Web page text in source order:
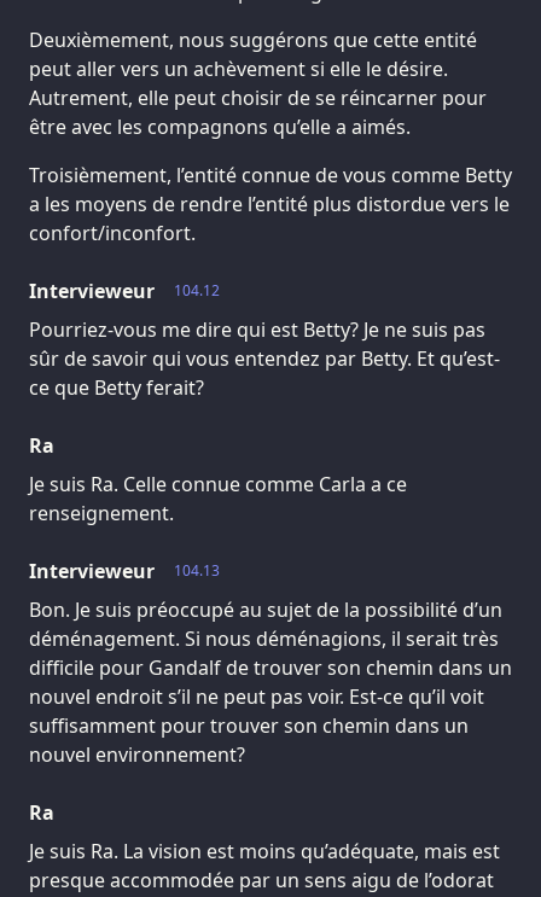
Deuxièmement, nous suggérons que cette entité
peut aller vers un achèvement si elle le désire.
Autrement, elle peut choisir de se réincarner pour
être avec les compagnons qu’elle a aimés.
Troisièmement, l’entité connue de vous comme Betty
a les moyens de rendre l’entité plus distordue vers le
confort/inconfort.
104.12
Intervieweur
Pourriez-vous me dire qui est Betty? Je ne suis pas
sûr de savoir qui vous entendez par Betty. Et qu’est-
ce que Betty ferait?
Ra
Je suis Ra. Celle connue comme Carla a ce
renseignement.
104.13
Intervieweur
Bon. Je suis préoccupé au sujet de la possibilité d’un
déménagement. Si nous déménagions, il serait très
difficile pour Gandalf de trouver son chemin dans un
nouvel endroit s’il ne peut pas voir. Est-ce qu’il voit
suffisamment pour trouver son chemin dans un
nouvel environnement?
Ra
Je suis Ra. La vision est moins qu’adéquate, mais est
presque accommodée par un sens aigu de l’odorat